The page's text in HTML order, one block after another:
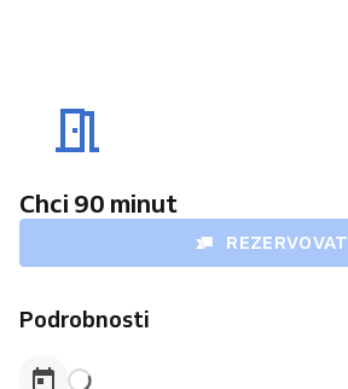
Chci 90 minut
REZERVOVAT
Podrobnosti